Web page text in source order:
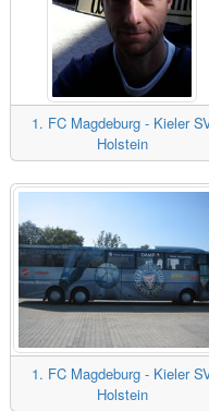
1. FC Magdeburg - Kieler
Holstein
1. FC Magdeburg - Kieler
Holstein